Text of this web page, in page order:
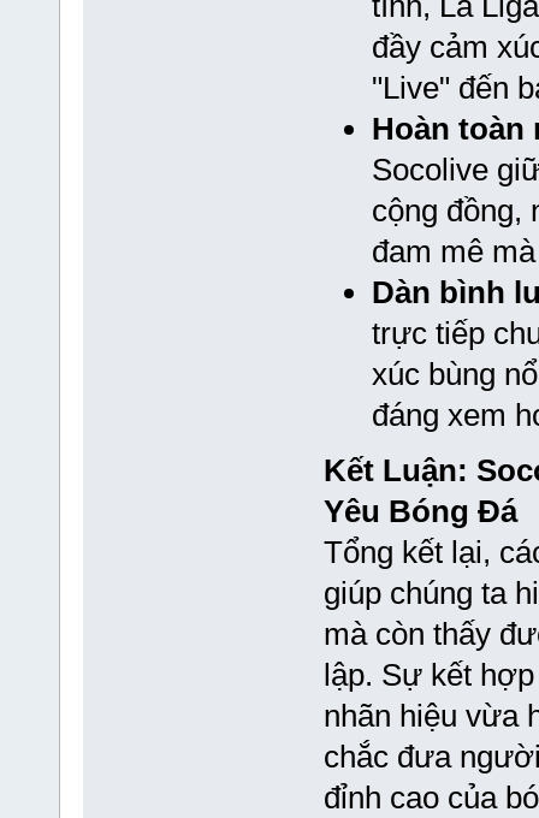
đầy cảm
"Live"
Hoàn toàn
Socolive
cộng đồng,
đam mê
Dàn bình
trực tiếp
xúc bùng
đáng xem
Kết Luận:
Yêu Bóng Đá
Tổng kết lại,
giúp chúng ta
mà còn thấy
lập. Sự kết
nhãn hiệu vừa
chắc đưa
đỉnh cao của